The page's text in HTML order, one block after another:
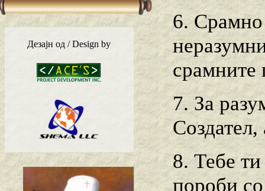
Дезајн од / Design by
6. Срамно
срамните
7. За
8. Тебе
пороби